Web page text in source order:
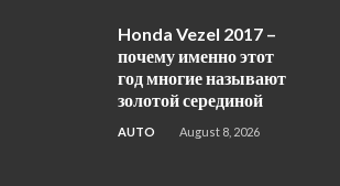
Honda Vezel 2017 –
почему именно этот
год многие называют
золотой серединой
AUTO August 8, 2026